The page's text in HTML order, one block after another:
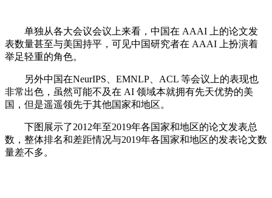
单独从各大会议会议上来看，中国在 AAAI 上的论文发
表数量甚至与美国持平，可见中国研究者在 AAAI 上扮演着
举足轻重的角色。
另外中国在NeurIPS、EMNLP、ACL 等会议上的表现也
非常出色，虽然可能不及在 AI 领域本就拥有先天优势的美
国，但是遥遥领先于其他国家和地区。
下图展示了2012年至2019年各国家和地区的论文发表总
数，整体排名和差距情况与2019年各国家和地区的发表论文数
量差不多。